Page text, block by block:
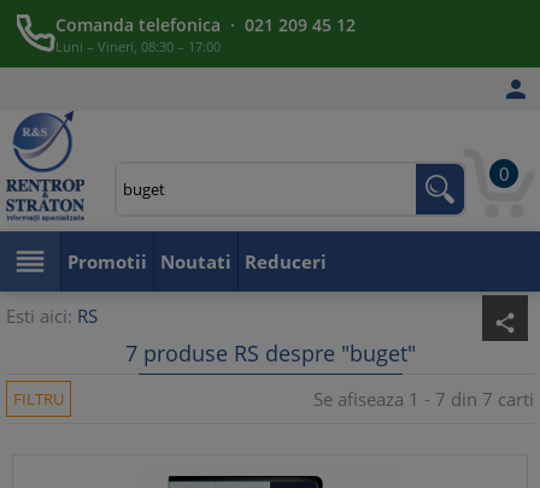
Comanda telefonica · 021 209 45 12
Luni – Vineri, 08:30 – 17:00

0
 Promotii Noutati Reduceri
Esti aici: RS share
7 produse RS despre "buget"
FILTRU Se afiseaza 1 - 7 din 7 carti